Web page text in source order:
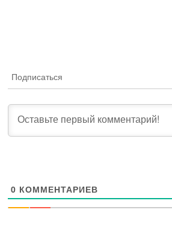
Подписаться
0 КОММЕНТАРИЕВ